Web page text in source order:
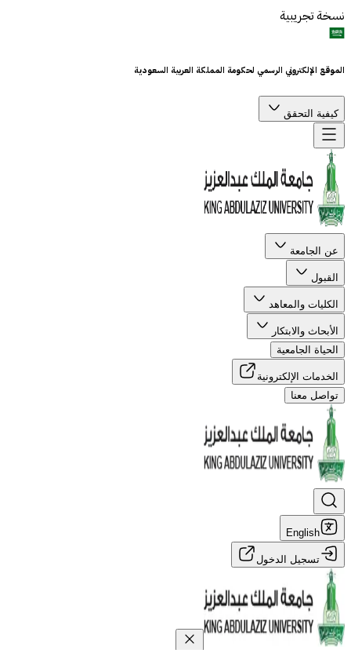
نسخة تجريبية
الموقع الإلكتروني الرسمي لحكومة المملكة العربية السعودية
كيفية التحقق
عن الجامعة
القبول
الكليات والمعاهد
الأبحاث والابتكار
الحياة الجامعية
الخدمات الإلكترونية
تواصل معنا
English
تسجيل الدخول